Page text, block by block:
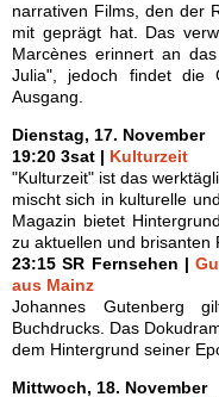
narrativen Films, den der
mit geprägt hat. Das
Marcènes erinnert an
Julia", jedoch findet die
Ausgang.
Dienstag, 17. November
19:20 3sat | Kulturzeit
"Kulturzeit" ist das
mischt sich in kulturelle
Magazin bietet
zu aktuellen und brisanten
23:15 SR Fernsehen |
aus Mainz
Johannes Gutenberg
Buchdrucks. Das
dem Hintergrund seiner
Mittwoch, 18. November